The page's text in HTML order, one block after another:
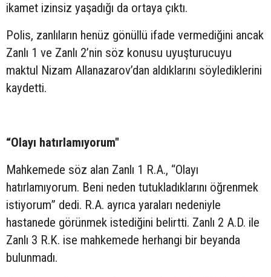
ikamet izinsiz yaşadığı da ortaya çıktı.
Polis, zanlıların henüz gönüllü ifade vermediğini ancak
Zanlı 1 ve Zanlı 2’nin söz konusu uyuşturucuyu
maktul Nizam Allanazarov’dan aldıklarını söylediklerini
kaydetti.
“Olayı hatırlamıyorum"
Mahkemede söz alan Zanlı 1 R.A., “Olayı
hatırlamıyorum. Beni neden tutukladıklarını öğrenmek
istiyorum” dedi. R.A. ayrıca yaraları nedeniyle
hastanede görünmek istediğini belirtti. Zanlı 2 A.D. ile
Zanlı 3 R.K. ise mahkemede herhangi bir beyanda
bulunmadı.